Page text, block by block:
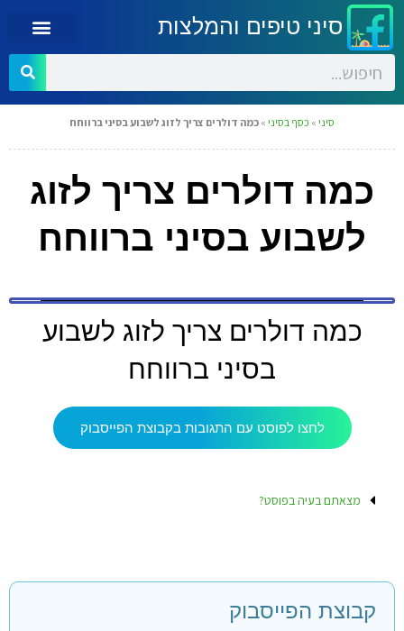
סיני טיפים והמלצות
סיני » כסף בסיני » כמה דולרים צריך לזוג לשבוע בסיני ברווחח
כמה דולרים צריך לזוג
לשבוע בסיני ברווחח
כמה דולרים צריך לזוג לשבוע
בסיני ברווחח
לחצו לפוסט עם התגובות בקבוצת הפייסבוק
מצאתם בעיה בפוסט?
קבוצת הפייסבוק